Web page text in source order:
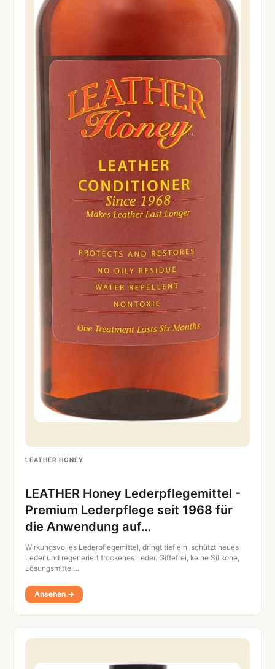
LEATHER HONEY
LEATHER Honey Lederpflegemittel -
Premium Lederpflege seit 1968 für
die Anwendung auf…
Wirkungsvolles Lederpflegemittel, dringt tief ein, schützt neues
Leder und regeneriert trockenes Leder. Giftefrei, keine Silikone,
Lösungsmittel…
Ansehen →